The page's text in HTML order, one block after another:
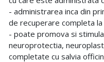
- administrarea inca din
de recuperare completa
- poate promova si
neuroprotectia,
completate cu salvia